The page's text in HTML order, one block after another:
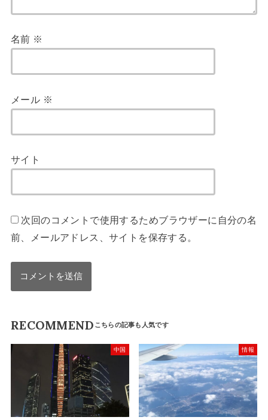
名前 ※
メール ※
サイト
次回のコメントで使用するためブラウザーに自分の名
前、メールアドレス、サイトを保存する。
RECOMMEND
中国 情報